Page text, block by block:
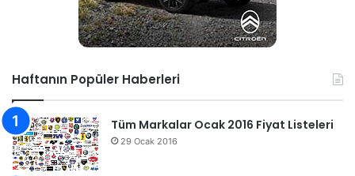
Haftanın Popüler Haberleri
Tüm Markalar Ocak 2016 Fiyat Listeleri
29 Ocak 2016